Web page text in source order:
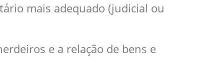
mais adequado (judicial ou
e a relação de bens e